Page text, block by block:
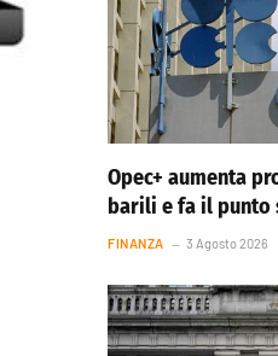
Opec+ aumenta
barili e fa il punto
FINANZA 3 Agosto 2026